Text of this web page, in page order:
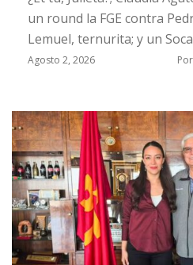
un round la FGE contra
Lemuel, ternurita; y un
Agosto 2, 2026